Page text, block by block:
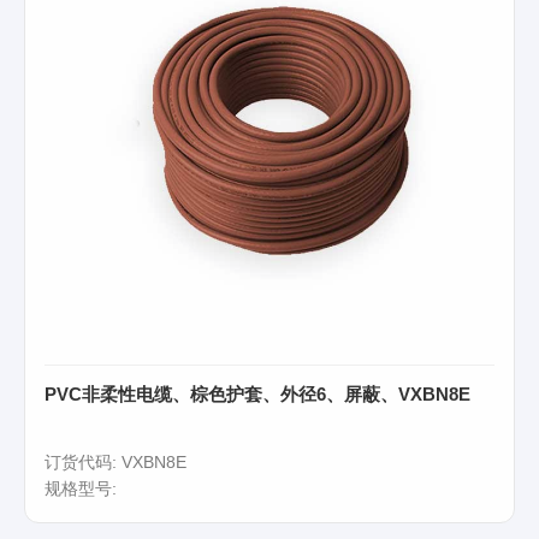
PVC非柔性电缆、棕色护套、外径6、屏蔽、VXBN8E
订货代码: VXBN8E
规格型号: